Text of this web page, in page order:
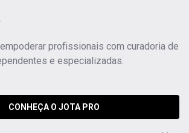
profissionais com curadoria de
e especializadas.
CONHEÇA O JOTA PRO